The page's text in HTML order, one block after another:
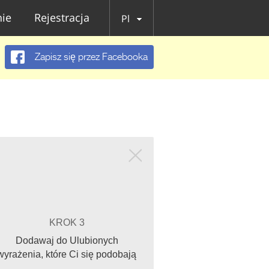
Rejestracja Pl
Zapisz się przez Facebooka
KROK 3
Dodawaj do Ulubionych
które Ci się podobają